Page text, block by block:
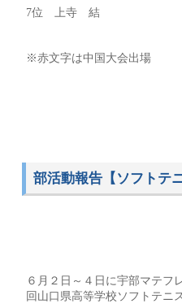
7位 上寺 結
※赤文字は中国大会出場
部活動報告【ソフトテ
６月２日～４日に宇部マテフ
回山口県高等学校ソフトテニ